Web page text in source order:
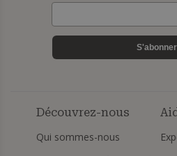
S'abonner
Découvrez-nous
Qui sommes-nous